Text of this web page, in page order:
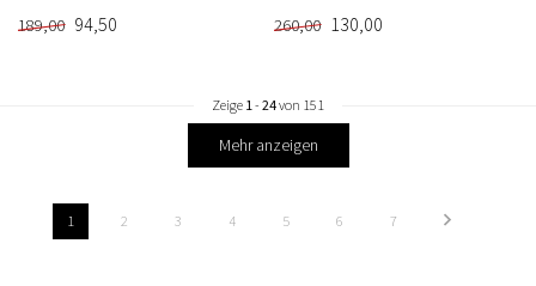
189,00 94,50 260,00 130,00
Zeige 1 - 24von 151
Mehr anzeigen
1 2 3 4 5 6 7